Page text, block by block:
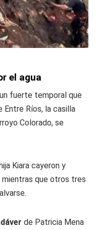
el agua
fuerte temporal que
Entre Ríos, la casilla
Colorado, se
Kiara cayeron y
que otros tres
de Patricia Mena